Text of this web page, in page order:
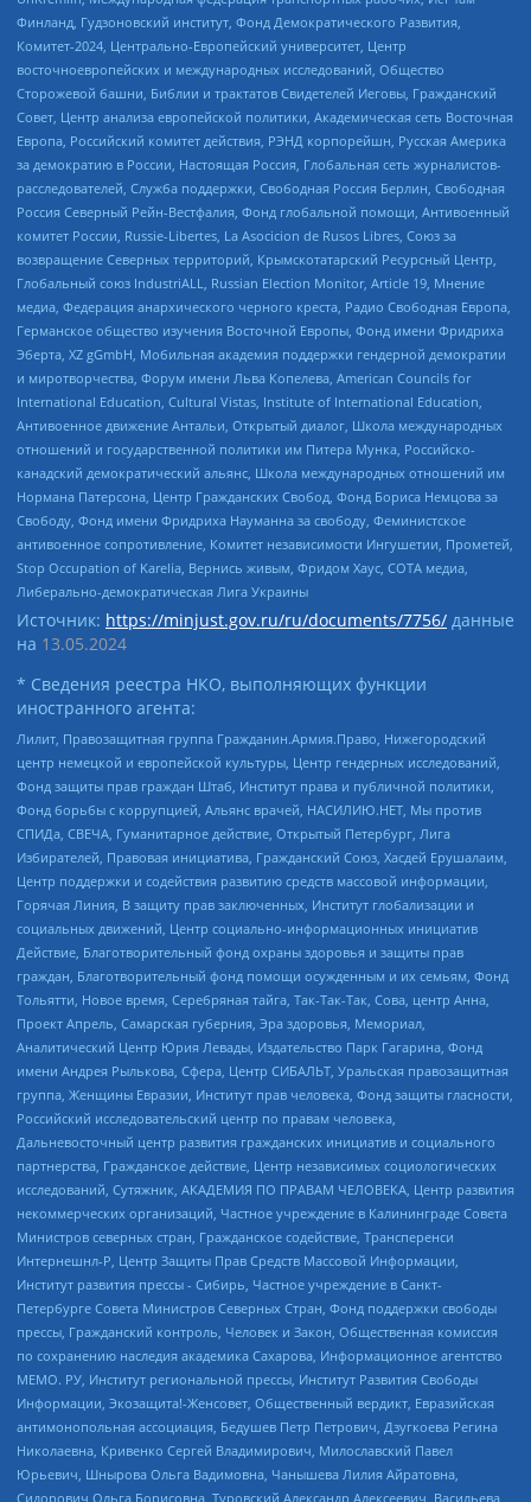
Финланд, Гудзоновский институт, Фонд Демократического Развития,
Комитет-2024, Центрально-Европейский университет, Центр
восточноевропейских и международных исследований, Общество
Сторожевой башни, Библии и трактатов Свидетелей Иеговы, Гражданский
Совет, Центр анализа европейской политики, Академическая сеть Восточная
Европа, Российский комитет действия, РЭНД корпорейшн, Русская Америка
за демократию в России, Настоящая Россия, Глобальная сеть журналистов-
расследователей, Служба поддержки, Свободная Россия Берлин, Свободная
Россия Северный Рейн-Вестфалия, Фонд глобальной помощи, Антивоенный
комитет России, Russie-Libertes, La Asocicion de Rusos Libres, Союз за
возвращение Северных территорий, Крымскотатарский Ресурсный Центр,
Глобальный союз IndustriALL, Russian Election Monitor, Article 19, Мнение
медиа, Федерация анархического черного креста, Радио Свободная Европа,
Германское общество изучения Восточной Европы, Фонд имени Фридриха
Эберта, XZ gGmbH, Мобильная академия поддержки гендерной демократии
и миротворчества, Форум имени Льва Копелева, American Councils for
International Education, Cultural Vistas, Institute of International Education,
Антивоенное движение Антальи, Открытый диалог, Школа международных
отношений и государственной политики им Питера Мунка, Российско-
канадский демократический альянс, Школа международных отношений им
Нормана Патерсона, Центр Гражданских Свобод, Фонд Бориса Немцова за
Свободу, Фонд имени Фридриха Науманна за свободу, Феминистское
антивоенное сопротивление, Комитет независимости Ингушетии, Прометей,
Stop Occupation of Karelia, Вернись живым, Фридом Хаус, СОТА медиа,
Либерально-демократическая Лига Украины
Источник: https://minjust.gov.ru/ru/documents/7756/ данные
на 13.05.2024
* Сведения реестра НКО, выполняющих функции
иностранного агента:
Лилит, Правозащитная группа Гражданин.Армия.Право, Нижегородский
центр немецкой и европейской культуры, Центр гендерных исследований,
Фонд защиты прав граждан Штаб, Институт права и публичной политики,
Фонд борьбы с коррупцией, Альянс врачей, НАСИЛИЮ.НЕТ, Мы против
СПИДа, СВЕЧА, Гуманитарное действие, Открытый Петербург, Лига
Избирателей, Правовая инициатива, Гражданский Союз, Хасдей Ерушалаим,
Центр поддержки и содействия развитию средств массовой информации,
Горячая Линия, В защиту прав заключенных, Институт глобализации и
социальных движений, Центр социально-информационных инициатив
Действие, Благотворительный фонд охраны здоровья и защиты прав
граждан, Благотворительный фонд помощи осужденным и их семьям, Фонд
Тольятти, Новое время, Серебряная тайга, Так-Так-Так, Сова, центр Анна,
Проект Апрель, Самарская губерния, Эра здоровья, Мемориал,
Аналитический Центр Юрия Левады, Издательство Парк Гагарина, Фонд
имени Андрея Рылькова, Сфера, Центр СИБАЛЬТ, Уральская правозащитная
группа, Женщины Евразии, Институт прав человека, Фонд защиты гласности,
Российский исследовательский центр по правам человека,
Дальневосточный центр развития гражданских инициатив и социального
партнерства, Гражданское действие, Центр независимых социологических
исследований, Сутяжник, АКАДЕМИЯ ПО ПРАВАМ ЧЕЛОВЕКА, Центр развития
некоммерческих организаций, Частное учреждение в Калининграде Совета
Министров северных стран, Гражданское содействие, Трансперенси
Интернешнл-Р, Центр Защиты Прав Средств Массовой Информации,
Институт развития прессы - Сибирь, Частное учреждение в Санкт-
Петербурге Совета Министров Северных Стран, Фонд поддержки свободы
прессы, Гражданский контроль, Человек и Закон, Общественная комиссия
по сохранению наследия академика Сахарова, Информационное агентство
МЕМО. РУ, Институт региональной прессы, Институт Развития Свободы
Информации, Экозащита!-Женсовет, Общественный вердикт, Евразийская
антимонопольная ассоциация, Бедушев Петр Петрович, Дзугкоева Регина
Николаевна, Кривенко Сергей Владимирович, Милославский Павел
Юрьевич, Шнырова Ольга Вадимовна, Чанышева Лилия Айратовна,
Сидорович Ольга Борисовна, Туровский Александр Алексеевич, Васильева